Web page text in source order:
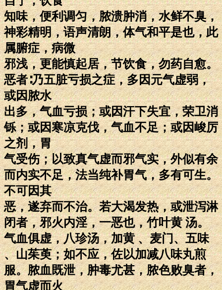
知味，便利调匀，脓溃肿消，水鲜不臭，
神彩精明，语声清朗，体气和平是也，此
属腑症，病微
邪浅，更能慎起居，节饮食，勿药自愈。
恶者∶乃五脏亏损之症，多因元气虚弱，
或因脓水
出多，气血亏损；或因汗下失宜，荣卫消
铄；或因寒凉克伐，气血不足；或因峻厉
之剂，胃
气受伤；以致真气虚而邪气实，外似有余
而内实不足，法当纯补胃气，多有可生。
不可因其
恶，遂弃而不治。若大渴发热，或泄泻淋
闭者，邪火内淫，一恶也，竹叶黄 汤。
气血俱虚，八珍汤，加黄 、麦门、五味
、山茱萸；如不应，佐以加减八味丸煎
服。脓血既泄，肿毒尤甚，脓色败臭者，
胃气虚而火